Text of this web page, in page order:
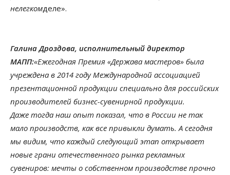
нелегкомделе».
Галина Дроздова, исполнительный директор
МАПП:«Ежегодная Премия «Держава мастеров» была
учреждена в 2014 году Международной ассоциацией
презентационной продукции специально для российских
производителей бизнес-сувенирной продукции.
Даже тогда наш опыт показал, что в России не так
мало производств, как все привыкли думать. А сегодня
мы видим, что каждый следующий этап открывает
новые грани отечественного рынка рекламных
сувениров: мечты о собственном производстве прочно